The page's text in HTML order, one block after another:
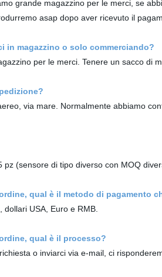
grande magazzino per le merci, se
asap dopo aver ricevuto il
in magazzino o solo commerciando?
per le merci. Tenere un sacco di
via mare. Normalmente abbiamo
pz (sensore di tipo diverso con MOQ
qual è il metodo di pagamento
dollari USA, Euro e RMB.
qual è il processo?
o inviarci via e-mail, ci